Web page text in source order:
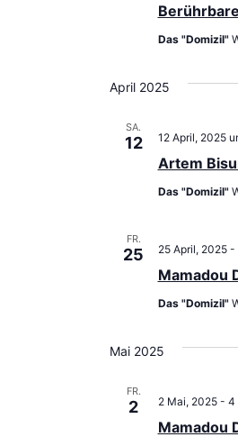
Das "Domizil"
April 2025
SA.
12
Artem
12 April, 2025
Das "Domizil"
FR.
25
Mamadou
25 April, 2025-
Das "Domizil"
Mai 2025
FR.
2
Mamadou
2 Mai, 2025- 4